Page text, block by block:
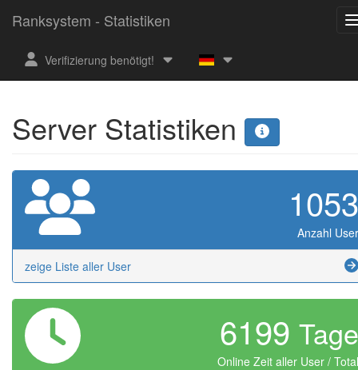
Ranksystem - Statistiken
Verifizierung benötigt!
Server Statistiken
1053
Anzahl User
zeige Liste aller User
6199 Tage
Online Zeit aller User / Total